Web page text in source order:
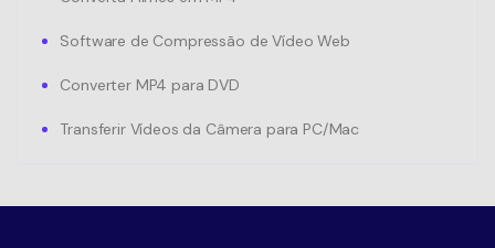
Software de Compressão de Vídeo Web
Converter MP4 para DVD
Transferir Vídeos da Câmera para PC/Mac